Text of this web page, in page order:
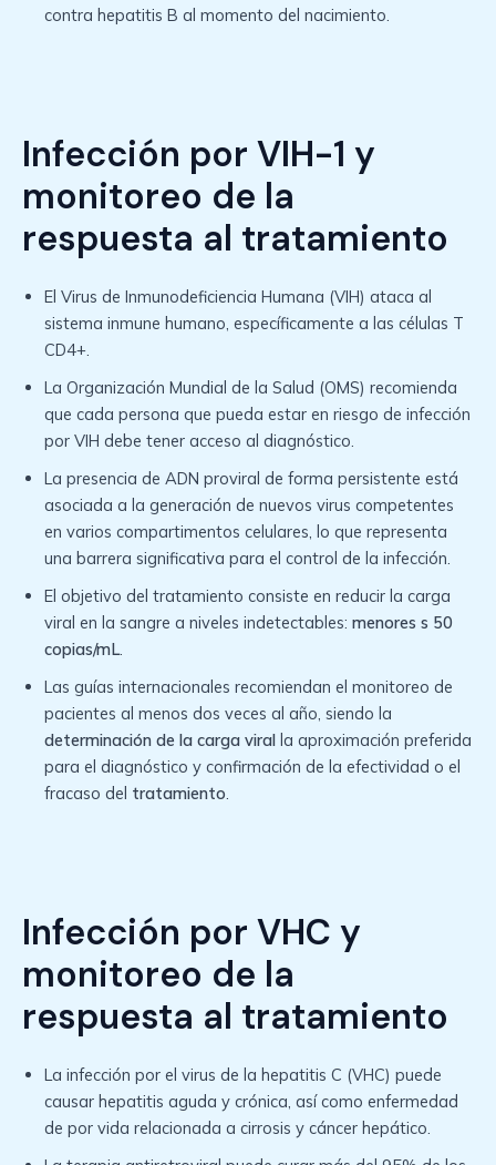
contra hepatitis B al momento del nacimiento.
Infección por VIH-1 y
monitoreo de la
respuesta al tratamiento
El Virus de Inmunodeficiencia Humana (VIH) ataca al
sistema inmune humano, específicamente a las células T
CD4+.
La Organización Mundial de la Salud (OMS) recomienda
que cada persona que pueda estar en riesgo de infección
por VIH debe tener acceso al diagnóstico.
La presencia de ADN proviral de forma persistente está
asociada a la generación de nuevos virus competentes
en varios compartimentos celulares, lo que representa
una barrera significativa para el control de la infección.
El objetivo del tratamiento consiste en reducir la carga
viral en la sangre a niveles indetectables: menores s 50
copias/mL.
Las guías internacionales recomiendan el monitoreo de
pacientes al menos dos veces al año, siendo la
determinación de la carga viral la aproximación preferida
para el diagnóstico y confirmación de la efectividad o el
fracaso del tratamiento.
Infección por VHC y
monitoreo de la
respuesta al tratamiento
La infección por el virus de la hepatitis C (VHC) puede
causar hepatitis aguda y crónica, así como enfermedad
de por vida relacionada a cirrosis y cáncer hepático.